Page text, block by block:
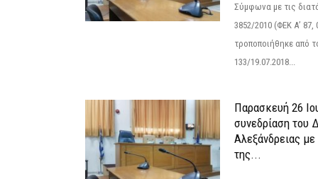
Σύμφωνα με τις
3852/2010 (ΦΕΚ Α’ 87,
τροποποιήθηκε από
133/19.07.2018...
Παρασκευή 26
συνεδρίαση του
Αλεξάνδρειας
της...